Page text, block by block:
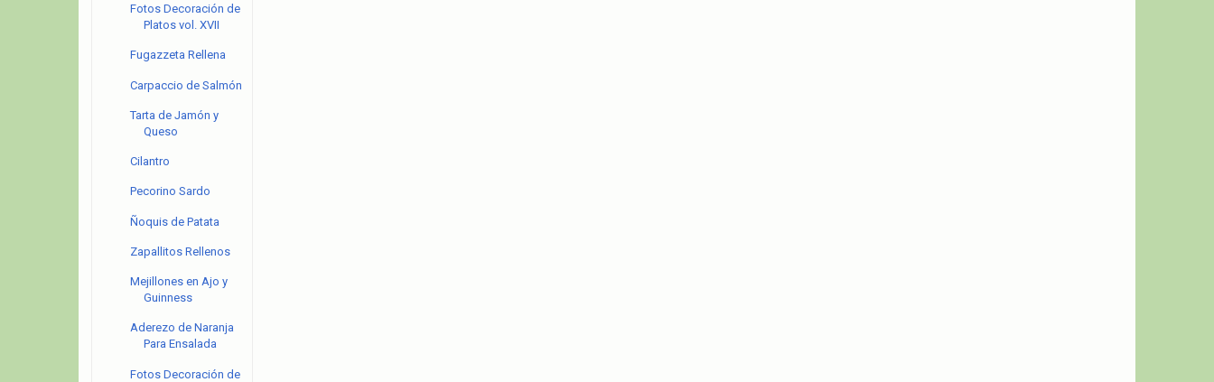
Fotos Decoración de
Platos vol. XVII
Fugazzeta Rellena
Carpaccio de Salmón
Tarta de Jamón y
Queso
Cilantro
Pecorino Sardo
Ñoquis de Patata
Zapallitos Rellenos
Mejillones en Ajo y
Guinness
Aderezo de Naranja
Para Ensalada
Fotos Decoración de